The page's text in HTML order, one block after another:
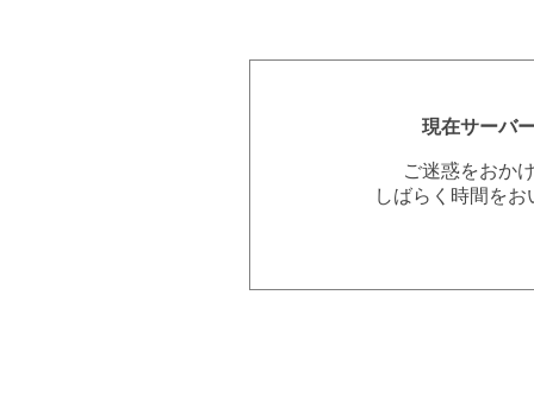
現在サーバ
ご迷惑をおか
しばらく時間を